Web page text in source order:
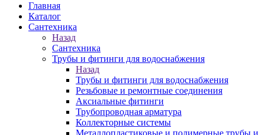
Главная
Каталог
Сантехника
Назад
Сантехника
Трубы и фитинги для водоснабжения
Назад
Трубы и фитинги для водоснабжения
Резьбовые и ремонтные соединения
Аксиальные фитинги
Трубопроводная арматура
Коллекторные системы
Металлопластиковые и полимерные трубы и